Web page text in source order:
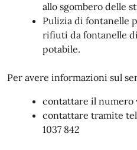
allo sgombero delle
Pulizia di fontanelle
rifiuti da fontanelle
potabile.
Per avere informazioni sul
contattare il numero
contattare tramite
1037 842